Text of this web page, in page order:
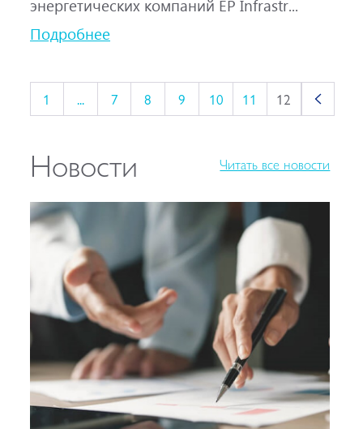
энергетических компаний EP Infrastr...
Подробнее
1 ... 7 8 9 10 11 12
Новости Читать все новости